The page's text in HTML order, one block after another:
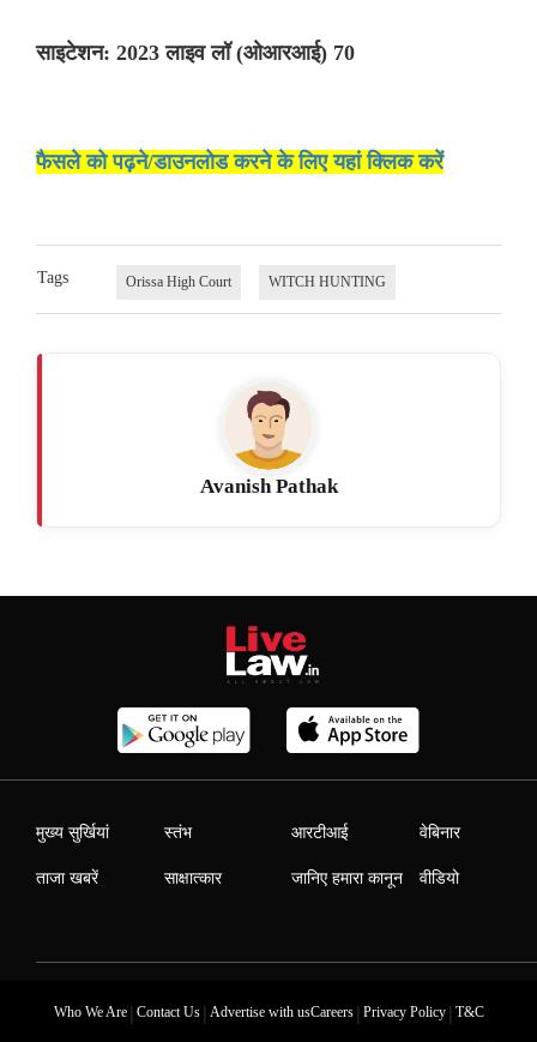
साइटेशन: 2023 लाइव लॉ (ओआरआई) 70
फैसले को पढ़ने/डाउनलोड करने के लिए यहां क्लिक करें
Tags Orissa High Court WITCH HUNTING
Avanish Pathak
मुख्य सुर्खियां
ताजा खबरें
स्तंभ
साक्षात्कार
आरटीआई
जानिए हमारा कानून
वेबिनार
वीडियो
Who We Are| Contact Us| Advertise with usCareers| Privacy Policy| T&C